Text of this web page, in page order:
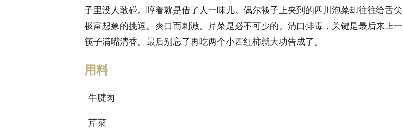
子里没人敢碰。哼着就是借了人一味儿。偶尔筷子上夹到的四川泡菜却往往给舌尖
极富想象的挑逗。爽口而刺激。芹菜是必不可少的。清口排毒，关键是最后来上一
筷子满嘴清香。最后别忘了再吃两个小西红柿就大功告成了。
用料
牛腱肉
芹菜